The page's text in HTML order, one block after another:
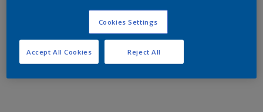
Cookies Settings
Reject All
Accept All Cookies